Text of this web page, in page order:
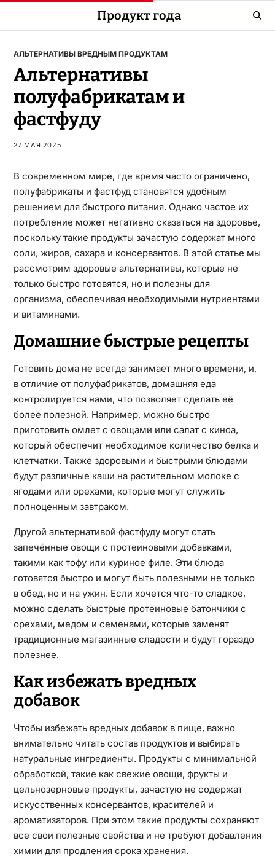
Продукт года
АЛЬТЕРНАТИВЫ ВРЕДНЫМ ПРОДУКТАМ
Альтернативы
полуфабрикатам и
фастфуду
27 МАЯ 2025
В современном мире, где время часто ограничено,
полуфабрикаты и фастфуд становятся удобным
решением для быстрого питания. Однако частое их
потребление может негативно сказаться на здоровье,
поскольку такие продукты зачастую содержат много
соли, жиров, сахара и консервантов. В этой статье мы
рассмотрим здоровые альтернативы, которые не
только быстро готовятся, но и полезны для
организма, обеспечивая необходимыми нутриентами
и витаминами.
Домашние быстрые рецепты
Готовить дома не всегда занимает много времени, и,
в отличие от полуфабрикатов, домашняя еда
контролируется нами, что позволяет сделать её
более полезной. Например, можно быстро
приготовить омлет с овощами или салат с киноа,
который обеспечит необходимое количество белка и
клетчатки. Также здоровыми и быстрыми блюдами
будут различные каши на растительном молоке с
ягодами или орехами, которые могут служить
полноценным завтраком.
Другой альтернативой фастфуду могут стать
запечённые овощи с протеиновыми добавками,
такими как тофу или куриное филе. Эти блюда
готовятся быстро и могут быть полезными не только
в обед, но и на ужин. Если хочется что-то сладкое,
можно сделать быстрые протеиновые батончики с
орехами, медом и семенами, которые заменят
традиционные магазинные сладости и будут гораздо
полезнее.
Как избежать вредных
добавок
Чтобы избежать вредных добавок в пище, важно
внимательно читать состав продуктов и выбирать
натуральные ингредиенты. Продукты с минимальной
обработкой, такие как свежие овощи, фрукты и
цельнозерновые продукты, зачастую не содержат
искусственных консервантов, красителей и
ароматизаторов. При этом такие продукты сохраняют
все свои полезные свойства и не требуют добавления
химии для продления срока хранения.